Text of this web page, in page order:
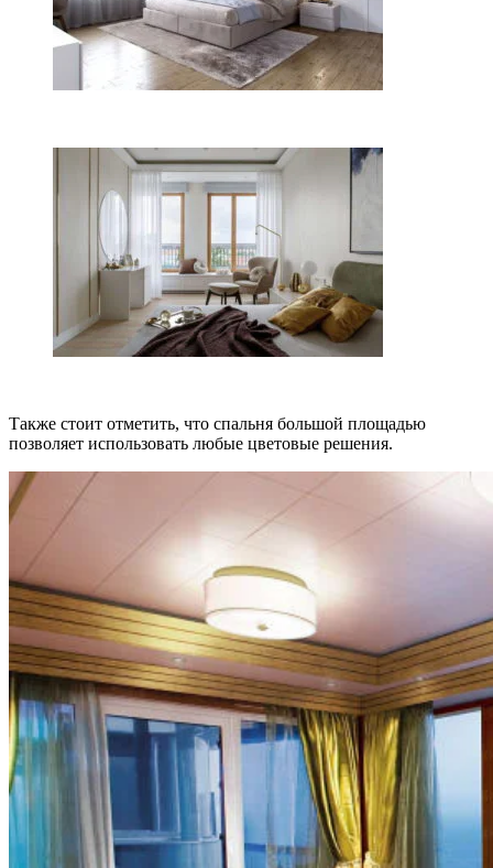
Также стоит отметить, что спальня большой площадью
позволяет использовать любые цветовые решения.